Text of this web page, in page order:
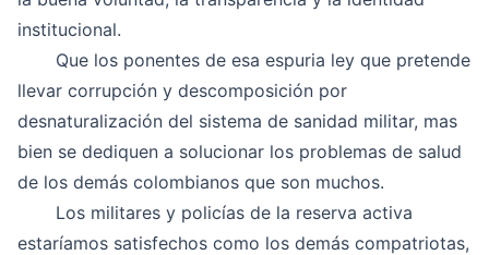
institucional.
Que los ponentes de esa espuria ley que pretende
llevar corrupción y descomposición por
desnaturalización del sistema de sanidad militar, mas
bien se dediquen a solucionar los problemas de salud
de los demás colombianos que son muchos.
Los militares y policías de la reserva activa
estaríamos satisfechos como los demás compatriotas,